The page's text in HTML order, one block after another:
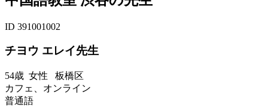
ID 391001002
チヨウ エレイ先生
54歳 女性 板橋区
カフェ、オンライン
普通語